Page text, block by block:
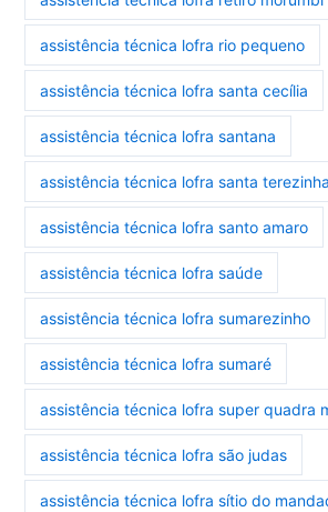
assistência técnica lofra rio pequeno
assistência técnica lofra santa cecília
assistência técnica lofra santana
assistência técnica lofra santa terezinha
assistência técnica lofra santo amaro
assistência técnica lofra saúde
assistência técnica lofra sumarezinho
assistência técnica lofra sumaré
assistência técnica lofra super quadra
assistência técnica lofra são judas
assistência técnica lofra sítio do